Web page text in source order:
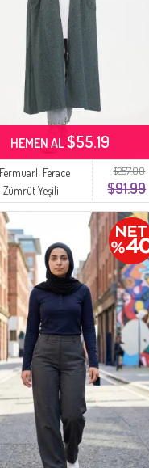
$257.00
$91.99
Ferace
Zümrüt Yeşili
HEMEN AL$55.19